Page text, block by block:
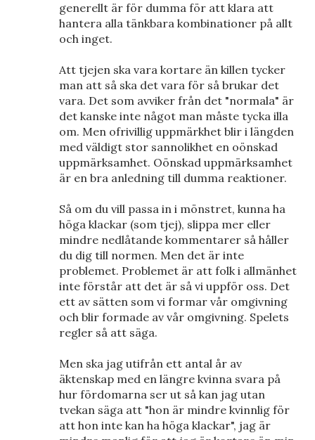
generellt är för dumma för att klara att
hantera alla tänkbara kombinationer på allt
och inget.
Att tjejen ska vara kortare än killen tycker
man att så ska det vara för så brukar det
vara. Det som avviker från det "normala" är
det kanske inte något man måste tycka illa
om. Men ofrivillig uppmärkhet blir i längden
med väldigt stor sannolikhet en oönskad
uppmärksamhet. Oönskad uppmärksamhet
är en bra anledning till dumma reaktioner.
Så om du vill passa in i mönstret, kunna ha
höga klackar (som tjej), slippa mer eller
mindre nedlåtande kommentarer så håller
du dig till normen. Men det är inte
problemet. Problemet är att folk i allmänhet
inte förstår att det är så vi uppför oss. Det
ett av sätten som vi formar vår omgivning
och blir formade av vår omgivning. Spelets
regler så att säga.
Men ska jag utifrån ett antal år av
äktenskap med en längre kvinna svara på
hur fördomarna ser ut så kan jag utan
tvekan säga att "hon är mindre kvinnlig för
att hon inte kan ha höga klackar", jag är